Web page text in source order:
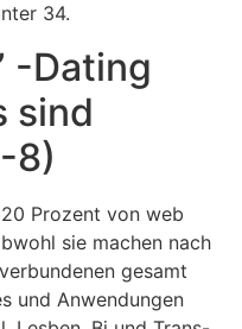
34.
-Dating
sind
8)
Prozent von web
sie machen nach
gesamt
und Anwendungen